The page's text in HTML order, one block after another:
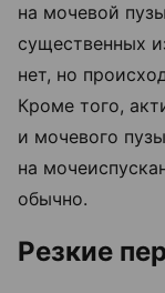
на мочевой
существенных
нет, но
Кроме того,
и мочевого
на
обычно.
Резкие